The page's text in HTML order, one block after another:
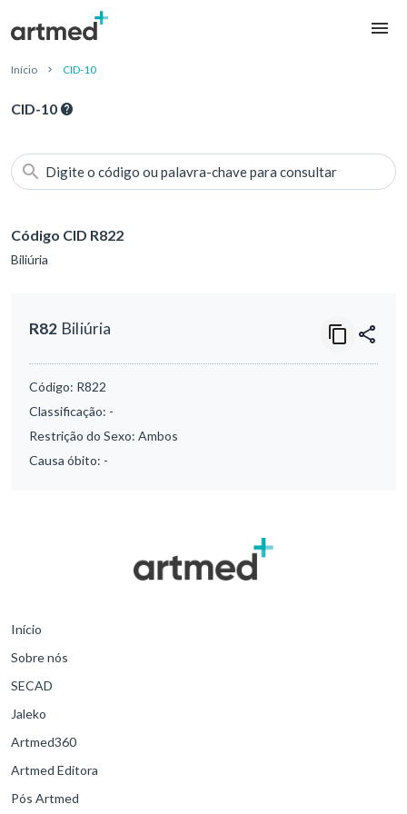
Início CID-10
CID-10
Digite o código ou palavra-chave para consultar
Código CID R822
Biliúria
R82 Biliúria
Código: R822
Classificação: -
Restrição do Sexo: Ambos
Causa óbito: -
Início
Sobre nós
SECAD
Jaleko
Artmed360
Artmed Editora
Pós Artmed